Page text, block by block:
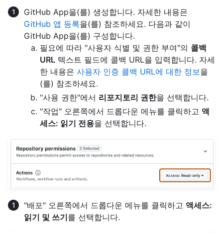
GitHub App을(를) 생성합니다. 자세한 내용은
GitHub 앱 등록을(를) 참조하세요. 다음과 같이
GitHub App을(를) 구성합니다.
필요에 따라 "사용자 식별 및 권한 부여"의 콜백
URL 텍스트 필드에 콜백 URL을 입력합니다. 자세
한 내용은 사용자 인증 콜백 URL에 대한 정보을
(를) 참조하세요.
"사용 권한"에서 리포지토리 권한을 선택합니다.
"작업" 오른쪽에서 드롭다운 메뉴를 클릭하고 액
세스: 읽기 전용을 선택합니다.
"배포" 오른쪽에서 드롭다운 메뉴를 클릭하고 액세스:
읽기 및 쓰기를 선택합니다.